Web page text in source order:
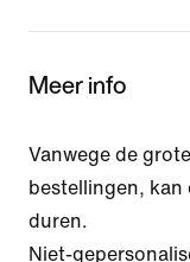
Meer info
Vanwege de
bestellingen, kan
duren.
Niet-